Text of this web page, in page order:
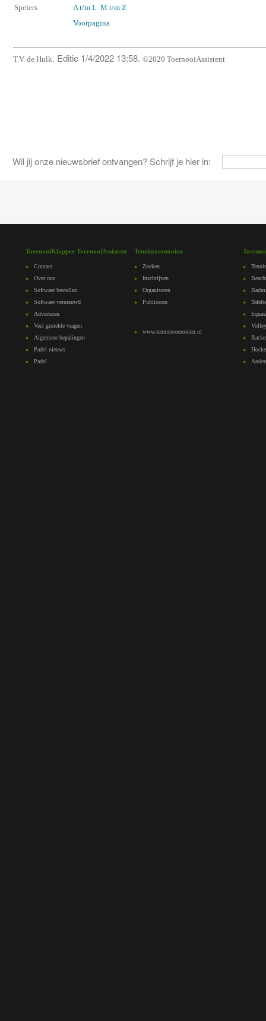
Spelers
A t/m L M t/m Z
Voorpagina
T.V. de Hulk. Editie 1/4/2022 13:58. ©2020 ToernooiAssistent
Wil jij onze nieuwsbrief ontvangen? Schrijf je hier in:
ToernooiKlapper ToernooiAssistent
Contact
Over ons
Software bestellen
Software vernieuwd
Adverteren
Veel gestelde vragen
Algemene bepalingen
Padel nieuws
Padel
Tennistoernooien
Zoeken
Inschrijven
Organiseren
Publiceren
www.tennistoernooien.nl